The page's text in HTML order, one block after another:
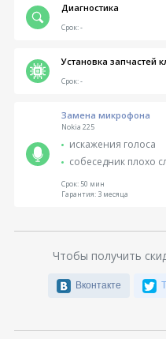
Диагностика
Срок:-
Установка запчастей
Срок:-
Замена микрофона
Nokia 225
искажения голоса
собеседник плохо
Срок:50 мин
Гарантия:3 месяца
Чтобы получить
Вконтакте